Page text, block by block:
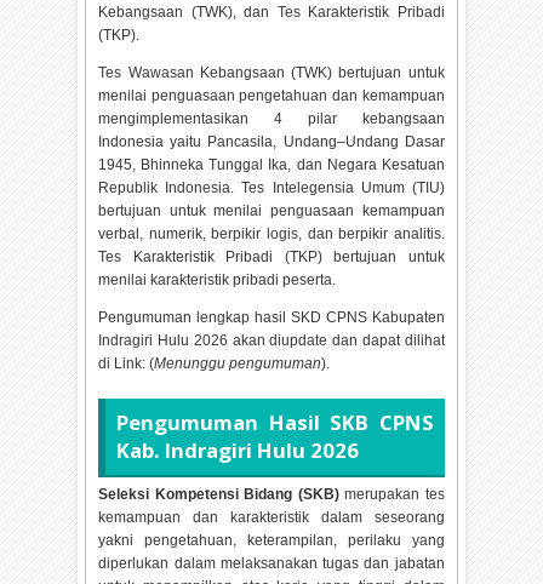
Kebangsaan (TWK), dan Tes Karakteristik Pribadi
(TKP).
Tes Wawasan Kebangsaan (TWK) bertujuan untuk
menilai penguasaan pengetahuan dan kemampuan
mengimplementasikan 4 pilar kebangsaan
Indonesia yaitu Pancasila, Undang–Undang Dasar
1945, Bhinneka Tunggal Ika, dan Negara Kesatuan
Republik Indonesia. Tes Intelegensia Umum (TIU)
bertujuan untuk menilai penguasaan kemampuan
verbal, numerik, berpikir logis, dan berpikir analitis.
Tes Karakteristik Pribadi (TKP) bertujuan untuk
menilai karakteristik pribadi peserta.
Pengumuman lengkap hasil SKD CPNS Kabupaten
Indragiri Hulu 2026 akan diupdate dan dapat dilihat
di Link: (Menunggu pengumuman).
Pengumuman Hasil SKB CPNS
Kab. Indragiri Hulu 2026
Seleksi Kompetensi Bidang (SKB)merupakan tes
kemampuan dan karakteristik dalam seseorang
yakni pengetahuan, keterampilan, perilaku yang
diperlukan dalam melaksanakan tugas dan jabatan